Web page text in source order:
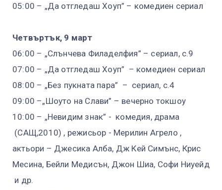
05:00 – „Да отгледаш Хоуп” – комедиен сериал
Четвъртък, 9 март
06:00 – „Слънчева Филаделфия” – сериал, с.9
07:00 – „Да отгледаш Хоуп” – комедиен сериал
08:00 – „Без пукната пара” – сериал, с.4
09:00 –„Шоуто на Слави” – вечерно токшоу
10:00 – „Невидим знак” - комедия, драма
(САЩ,2010) , режисьор - Мерилин Агрело ,
актьори – Джесика Алба, Дж Кей Симънс, Крис
Месина, Бейли Медисън, Джон Шиа, Софи Ниуейд
и др.